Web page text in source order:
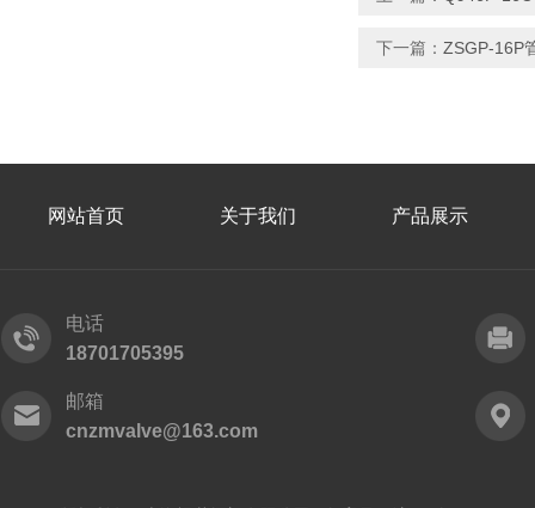
下一篇： ZSGP-16P
网站首页 关于我们 产品展示
电话
18701705395
邮箱
cnzmvalve@163.com